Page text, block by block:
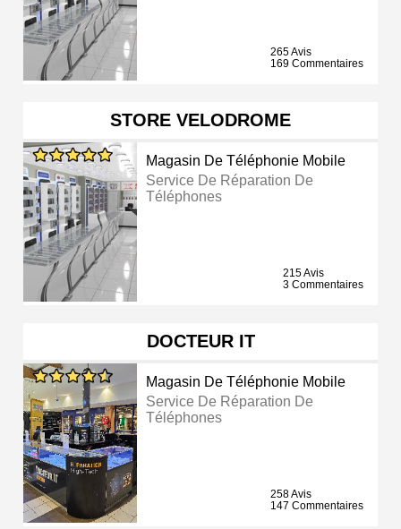
265 Avis
169 Commentaires
STORE VELODROME
Magasin De Téléphonie Mobile
Service De Réparation De
Téléphones
215 Avis
3 Commentaires
DOCTEUR IT
Magasin De Téléphonie Mobile
Service De Réparation De
Téléphones
258 Avis
147 Commentaires